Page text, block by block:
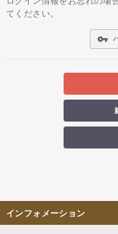
てください。
vpn_key
インフォメーション